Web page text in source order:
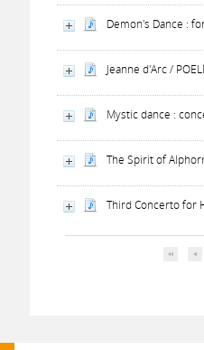
Demon's Dance :
Jeanne d'Arc /
Mystic dance :
The Spirit of
Third Concerto for